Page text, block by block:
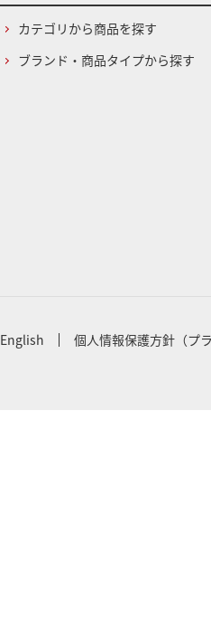
カテゴリから商品を探す
ブランド・商品タイプから探す
English 個人情報保護方針（プ